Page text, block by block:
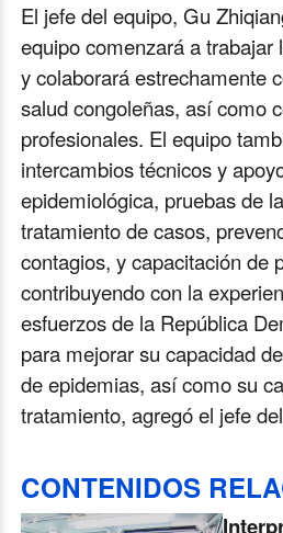
El jefe del equipo, Gu
equipo comenzará a trabajar
y colaborará estrechamente
salud congoleñas, así como
profesionales. El equipo
intercambios técnicos y
epidemiológica, pruebas de
tratamiento de casos,
contagios, y capacitación de
contribuyendo con la
esfuerzos de la República
para mejorar su capacidad
de epidemias, así como su
tratamiento, agregó el jefe
CONTENIDOS